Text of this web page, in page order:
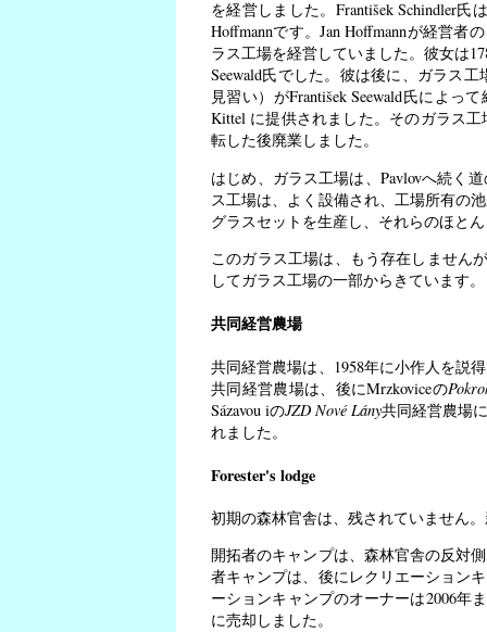
を経営しました。František Schindler氏
Hoffmannです。Jan Hoffmannが経営者
ラス工場を経営していました。彼女は
Seewald氏でした。彼は後に、ガラス
見習い）がFrantišek Seewald氏によっ
Kittel に提供されました。そのガラス工
転した後廃業しました。
はじめ、ガラス工場は、Pavlovへ続く
ス工場は、よく設備され、工場所有の
グラスセットを生産し、それらのほと
このガラス工場は、もう存在しません
してガラス工場の一部からきています。
共同経営農場
共同経営農場は、1958年に小作人を説
共同経営農場は、後にMrzkoviceの
Sázavou iのJZD Nové Lány共同経営農場
れました。
Forester's lodge
初期の森林官舎は、残されていません
開拓者のキャンプは、森林官舎の反対
者キャンプは、後にレクリエーション
ーションキャンプのオーナーは2006年
に売却しました。